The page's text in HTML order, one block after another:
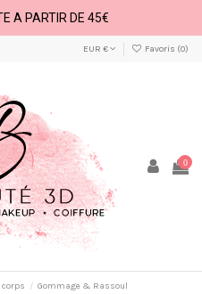
A PARTIR DE 45€
EUR € Favoris (0)
0
corps Gommage & Rassoul